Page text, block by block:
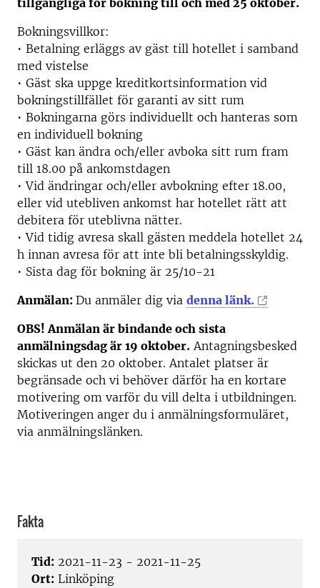
tillgängliga för bokning till och med 25 oktober.
Bokningsvillkor:
• Betalning erläggs av gäst till hotellet i samband
med vistelse
• Gäst ska uppge kreditkortsinformation vid
bokningstillfället för garanti av sitt rum
• Bokningarna görs individuellt och hanteras som
en individuell bokning
• Gäst kan ändra och/eller avboka sitt rum fram
till 18.00 på ankomstdagen
• Vid ändringar och/eller avbokning efter 18.00,
eller vid utebliven ankomst har hotellet rätt att
debitera för uteblivna nätter.
• Vid tidig avresa skall gästen meddela hotellet 24
h innan avresa för att inte bli betalningsskyldig.
• Sista dag för bokning är 25/10-21
Anmälan: Du anmäler dig via denna länk.
OBS! Anmälan är bindande och sista
anmälningsdag är 19 oktober. Antagningsbesked
skickas ut den 20 oktober. Antalet platser är
begränsade och vi behöver därför ha en kortare
motivering om varför du vill delta i utbildningen.
Motiveringen anger du i anmälningsformuläret,
via anmälningslänken.
Fakta
Tid: 2021-11-23 - 2021-11-25
Ort: Linköping